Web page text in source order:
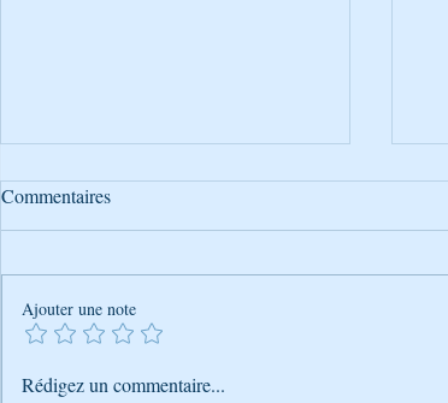
Conseils - Rabbi Nahman de
Commentaires
Ajouter une note
Rédigez un commentaire...